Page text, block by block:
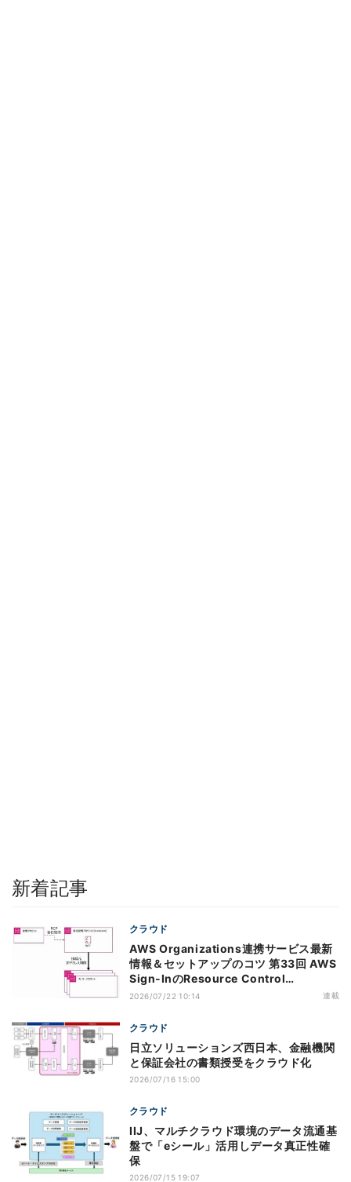
新着記事
クラウド
AWS Organizations連携サービス最新
情報＆セットアップのコツ 第33回 AWS
Sign-InのResource Control
Policy（RCP）対応のメリットと注意点
2026/07/22 10:14 連載
クラウド
日立ソリューションズ西日本、金融機関
と保証会社の書類授受をクラウド化
2026/07/16 15:00
クラウド
IIJ、マルチクラウド環境のデータ流通基
盤で「eシール」活用しデータ真正性確
保
2026/07/15 19:07